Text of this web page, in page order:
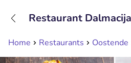
Home Restaurants Oostende
Restaurant Dalmacija